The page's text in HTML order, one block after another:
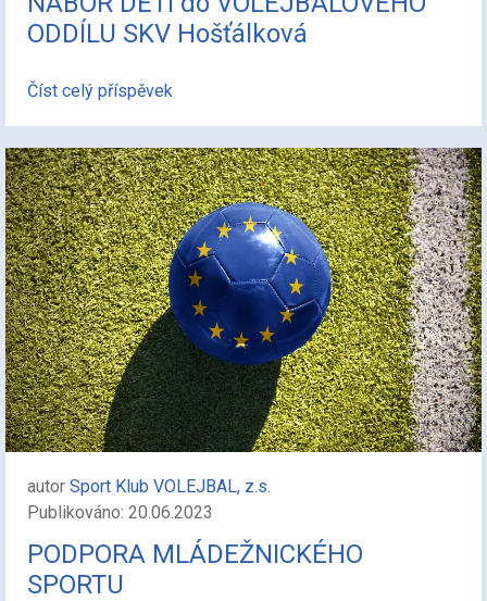
ODDÍLU SKV Hošťálková
Číst celý příspěvek
autor Sport Klub VOLEJBAL, z.s.
Publikováno: 20.06.2023
PODPORA MLÁDEŽNICKÉHO
SPORTU